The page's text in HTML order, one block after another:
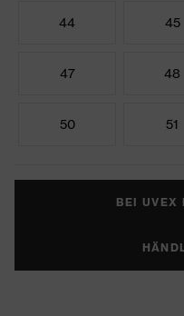
44 45
47 48
50 51
BEI UVEX